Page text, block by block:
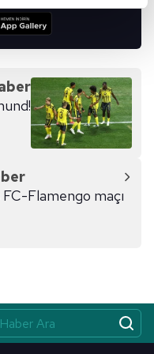
isteriz.
için İnternet
ait çerezler
çeşitli kişisel
çerezler bilgi
daha işlevsel
kullanılacaktır.
yer alan panel
ilişkin detaylı bilgi
Flamengo maçı